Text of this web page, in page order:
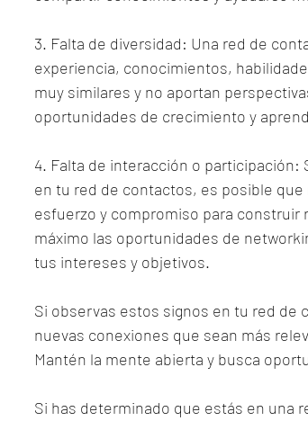
3. Falta de diversidad: Una red de
experiencia, conocimientos,
muy similares y no aportan
oportunidades de crecimiento y
4. Falta de interacción o
en tu red de contactos, es posible
esfuerzo y compromiso para construir
máximo las oportunidades de
tus intereses y objetivos.
Si observas estos signos en tu red de
nuevas conexiones que sean más
Mantén la mente abierta y busca
Si has determinado que estás en una